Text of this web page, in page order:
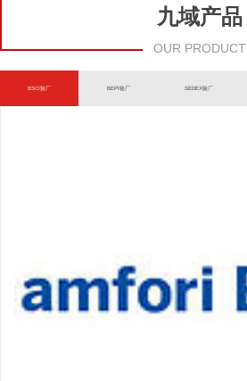
九域产品
OUR PRODUCT
BSCI验厂 BEPI验厂 SEDEX验厂